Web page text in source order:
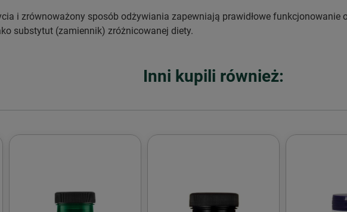
i zrównoważony sposób odżywiania zapewniają prawidłowe
substytut (zamiennik) zróżnicowanej diety.
Inni kupili również: